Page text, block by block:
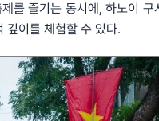
를 즐기는 동시에, 하노이 구
깊이를 체험할 수 있다.